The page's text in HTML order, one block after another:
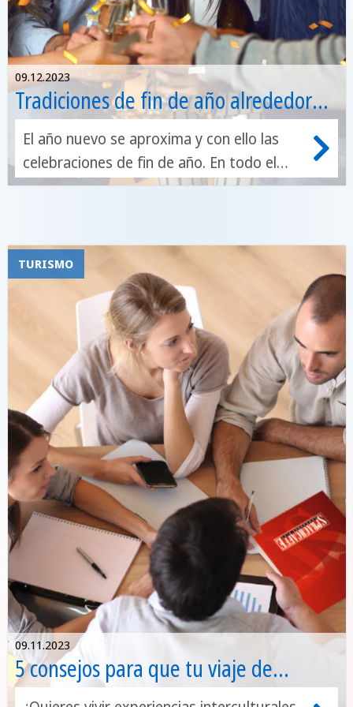
09.12.2023
Tradiciones de fin de año alrededor
del mundo ¡Prepárate para empezar
el año con buena suerte!
El año nuevo se aproxima y con ello las
celebraciones de fin de año. En todo el
mundo, el 31 de diciembre se celebra a lo
viaje alrededor de las diferentes
tradiciones de Año Nuevo y mostrarte
cómo diferentes países celebran la llegada
del nuevo año.
TURISMO
09.11.2023
5 consejos para que tu viaje de
idiomas impulse tu carrera profesional